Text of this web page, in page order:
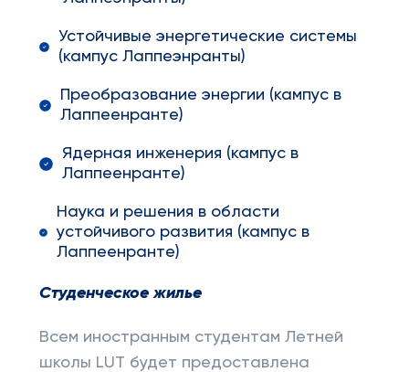
Устойчивые энергетические системы
(кампус Лаппеэнранты)
Преобразование энергии (кампус в
Лаппеенранте)
Ядерная инженерия (кампус в
Лаппеенранте)
Наука и решения в области
устойчивого развития (кампус в
Лаппеенранте)
Студенческое жилье
Всем иностранным студентам Летней
школы LUT будет предоставлена ​​